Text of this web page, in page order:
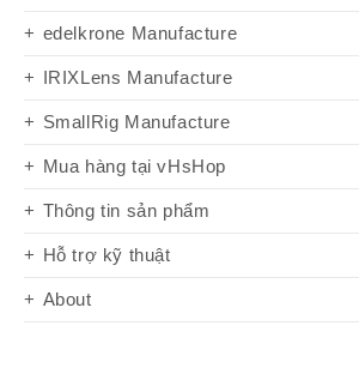
edelkrone Manufacture
IRIXLens Manufacture
SmallRig Manufacture
Mua hàng tại vHsHop
Thông tin sản phẩm
Hỗ trợ kỹ thuật
About